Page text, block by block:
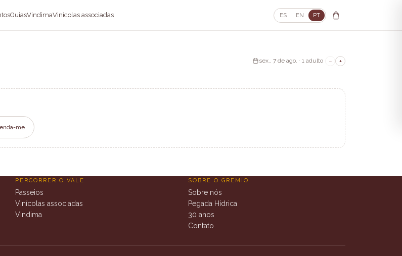
GuiasVindimaVinícolas associadas ES EN PT
sex., 7 de ago. · 1 adulto −
+
me
PERCORRER O VALE
Passeios
Vinícolas associadas
Vindima
SOBRE O GREMIO
Sobre nós
Pegada Hídrica
30 anos
Contato